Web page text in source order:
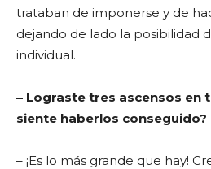
trataban de imponerse y de
dejando de lado la posibilidad
individual.
– Lograste tres ascensos en
siente haberlos conseguido?
– ¡Es lo más grande que hay!